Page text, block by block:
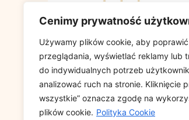
Cenimy prywatność
Używamy plików cookie, aby
przeglądania, wyświetlać reklamy lub
do indywidualnych potrzeb
analizować ruch na stronie. Kliknięcie
wszystkie” oznacza zgodę na
plików cookie. Polityka Cookie